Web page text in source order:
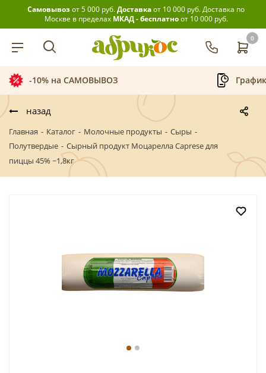
Самовывозот 5 000 руб.Доставкаот 10 000 руб.Доставка по
Москве в пределах МКАД - бесплатноот 10 000 руб.
0
-10% на САМОВЫВОЗ
назад
Главная - Каталог - Молочные продукты - Сыры -
Полутвердые - Сырный продукт Моцарелла Caprese для
пиццы 45% ~1,8кг